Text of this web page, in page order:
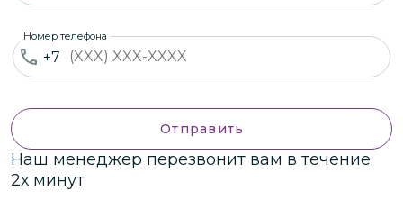
+7
Номер телефона
Отправить
Наш менеджер перезвонит вам в течение
2х минут